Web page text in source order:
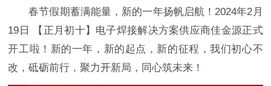
春节假期蓄满能量，新的一年扬帆启航！2024年2月
19日 【正月初十】电子焊接解决方案供应商佳金源正式
开工啦！新的一年，新的起点，新的征程，我们初心不
改，砥砺前行，聚力开新局，同心筑未来！